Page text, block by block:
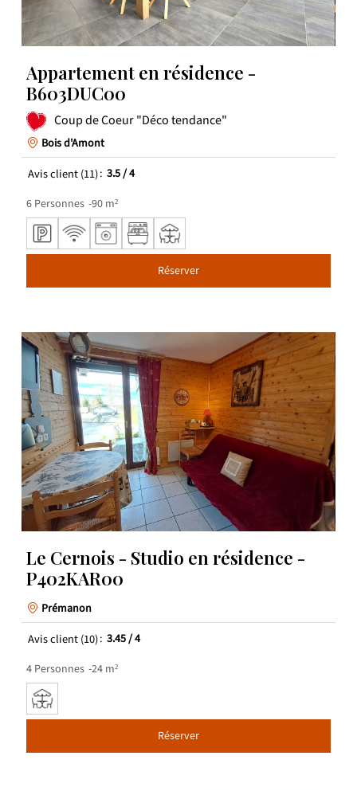
Appartement en résidence -
B603DUC00
Coup de Coeur "Déco tendance"
Bois d'Amont
Avis client(11) 3.5/ 4
6 Personnes 90 m²
Réserver
Le Cernois - Studio en résidence -
P402KAR00
Prémanon
Avis client(10) 3.45/ 4
4 Personnes 24 m²
Réserver